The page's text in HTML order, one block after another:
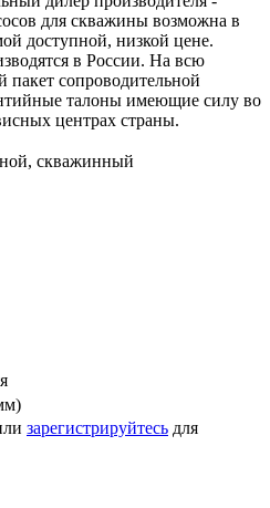
для скважины возможна в
доступной, низкой цене.
в России. На всю
сопроводительной
талоны имеющие силу во
центрах страны.
скважинный
зарегистрируйтесь для